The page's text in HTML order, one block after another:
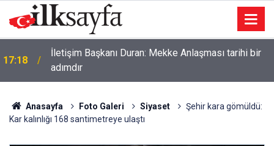
17:18
İletişim Başkanı Duran: Mekke Anlaşması tarihi bir
adımdır
Anasayfa Foto Galeri Siyaset
Şehir kara gömüldü:
Kar kalınlığı 168 santimetreye ulaştı